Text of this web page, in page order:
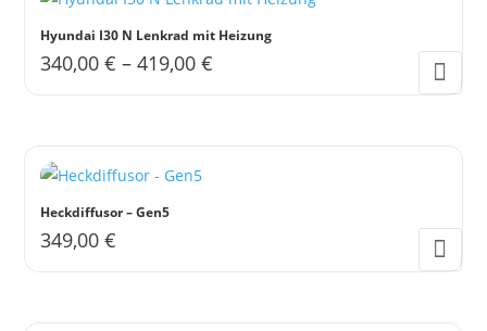
Hyundai I30 N Lenkrad mit Heizung
340,00€ –419,00€
mehrere
auf.
Heckdiffusor – Gen5
349,00€